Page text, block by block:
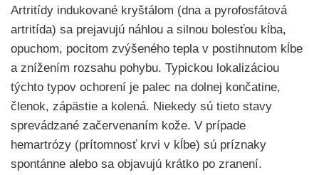
Artritídy indukované kryštálom (dna a pyrofosfátová
artritída) sa prejavujú náhlou a silnou bolesťou kĺba,
opuchom, pocitom zvýšeného tepla v postihnutom kĺbe
a znížením rozsahu pohybu. Typickou lokalizáciou
týchto typov ochorení je palec na dolnej končatine,
členok, zápästie a kolená. Niekedy sú tieto stavy
sprevádzané začervenaním kože. V prípade
hemartrózy (prítomnosť krvi v kĺbe) sú príznaky
spontánne alebo sa objavujú krátko po zranení.